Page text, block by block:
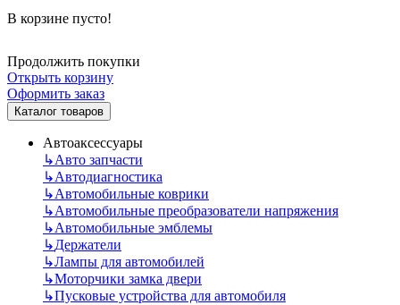
В корзине пусто!
Продолжить покупки
Открыть корзину
Оформить заказ
Каталог товаров
Автоаксессуары
↳Авто запчасти
↳Автодиагностика
↳Автомобильные коврики
↳Автомобильные преобразователи напряжения
↳Автомобильные эмблемы
↳Держатели
↳Лампы для автомобилей
↳Моторчики замка двери
↳Пусковые устройства для автомобиля